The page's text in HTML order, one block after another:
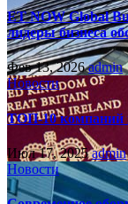
ET NOW Global
лидеры бизнеса
Фев 13, 2026admin
Новости
ТОП-10 компаний
Июл 17, 2025admin
Новости